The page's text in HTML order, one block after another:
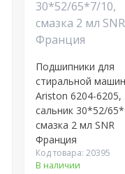
Подшипники для
стиральной
Ariston 6204-6205,
сальник 30*52/
смазка 2 мл SNR
Франция
Код товара: 20395
В наличии